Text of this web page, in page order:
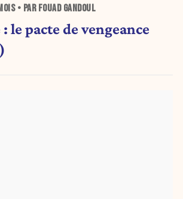
• PAR FOUAD GANDOUL
le pacte de vengeance